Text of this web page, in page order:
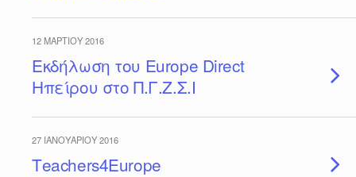
12 ΜΑΡΤΊΟΥ 2016
Εκδήλωση του Εurope Direct
Ηπείρου στο Π.Γ.Ζ.Σ.Ι
27 ΙΑΝΟΥΑΡΊΟΥ 2016
Τeachers4Europe